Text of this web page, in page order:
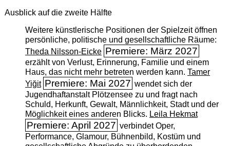
Ausblick auf die zweite Hälfte
Weitere künstlerische Positionen der Spielzeit öffnen
persönliche, politische und gesellschaftliche Räume:
Theda Nilsson-Eicke Premiere: März 2027
erzählt von Verlust, Erinnerung, Familie und einem
Haus, das nicht mehr betreten werden kann. Tamer
Yiğit Premiere: Mai 2027 wendet sich der
Jugendhaftanstalt Plötzensee zu und fragt nach
Schuld, Herkunft, Gewalt, Männlichkeit, Stadt und der
Möglichkeit eines anderen Blicks. Leila Hekmat
Premiere: April 2027 verbindet Oper,
Performance, Glamour, Bühnenbild, Kostüm und